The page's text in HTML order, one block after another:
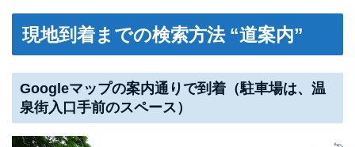
現地到着までの検索方法 “道案内”
Googleマップの案内通りで到着 （駐車場は、温
泉街入口手前のスペース）